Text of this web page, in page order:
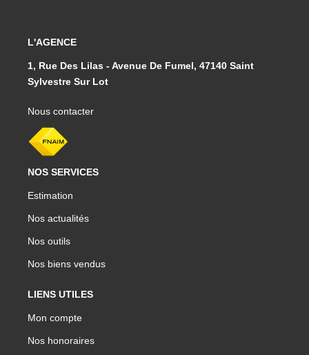
L'AGENCE
1, Rue Des Lilas - Avenue De Fumel, 47140 Saint
Sylvestre Sur Lot
Nous contacter
NOS SERVICES
Estimation
Nos actualités
Nos outils
Nos biens vendus
LIENS UTILES
Mon compte
Nos honoraires